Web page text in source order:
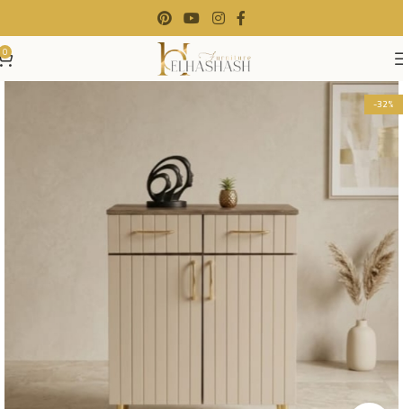
0
-32%